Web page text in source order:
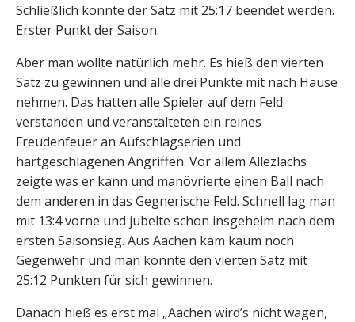
Schließlich konnte der Satz mit 25:17 beendet werden.
Erster Punkt der Saison.
Aber man wollte natürlich mehr. Es hieß den vierten
Satz zu gewinnen und alle drei Punkte mit nach Hause
nehmen. Das hatten alle Spieler auf dem Feld
verstanden und veranstalteten ein reines
Freudenfeuer an Aufschlagserien und
hartgeschlagenen Angriffen. Vor allem Allezlachs
zeigte was er kann und manövrierte einen Ball nach
dem anderen in das Gegnerische Feld. Schnell lag man
mit 13:4 vorne und jubelte schon insgeheim nach dem
ersten Saisonsieg. Aus Aachen kam kaum noch
Gegenwehr und man konnte den vierten Satz mit
25:12 Punkten für sich gewinnen.
Danach hieß es erst mal „Aachen wird’s nicht wagen,